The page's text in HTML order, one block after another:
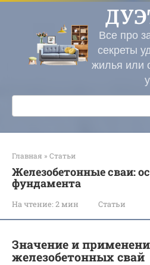
Перейти
контенту
Все про
секреты
жилья или
Поиск:
Главная » Статьи
Железобетонные сваи:
фундамента
На чтение: 2 мин Статьи
Значение и
железобетонных свай